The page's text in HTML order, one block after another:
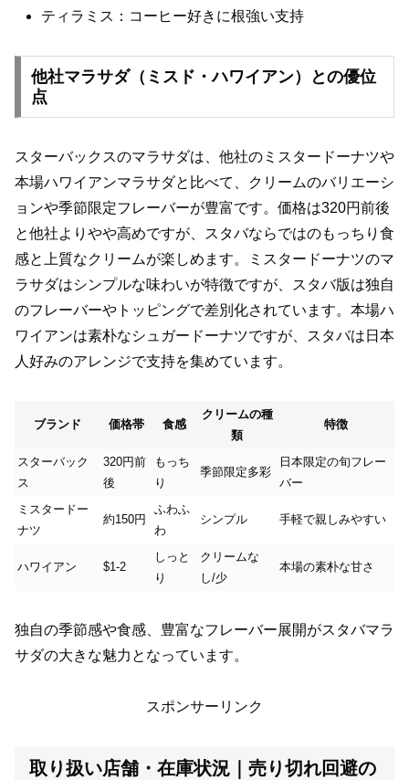
ティラミス：コーヒー好きに根強い支持
他社マラサダ（ミスド・ハワイアン）との優位
点
スターバックスのマラサダは、他社のミスタードーナツや
本場ハワイアンマラサダと比べて、クリームのバリエーシ
ョンや季節限定フレーバーが豊富です。価格は320円前後
と他社よりやや高めですが、スタバならではのもっちり食
感と上質なクリームが楽しめます。ミスタードーナツのマ
ラサダはシンプルな味わいが特徴ですが、スタバ版は独自
のフレーバーやトッピングで差別化されています。本場ハ
ワイアンは素朴なシュガードーナツですが、スタバは日本
人好みのアレンジで支持を集めています。
ブランド 価格帯 食感
クリームの種
類
特徴
スターバック
ス
320円前
後
もっち
り
季節限定多彩
日本限定の旬フレー
バー
ミスタードー
ナツ
約150円
ふわふ
わ
シンプル 手軽で親しみやすい
ハワイアン $1-2
しっと
り
クリームな
し/少
本場の素朴な甘さ
独自の季節感や食感、豊富なフレーバー展開がスタバマラ
サダの大きな魅力となっています。
スポンサーリンク
取り扱い店舗・在庫状況｜売り切れ回避の